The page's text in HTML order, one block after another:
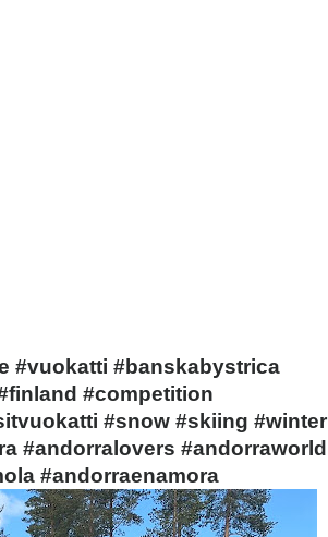
#vuokatti #banskabystrica
#competition
#snow #skiing #winter
#andorralovers #andorraworld
#andorraenamora